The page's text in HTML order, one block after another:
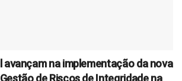
avançam na implementação da nova
de Riscos de Integridade na